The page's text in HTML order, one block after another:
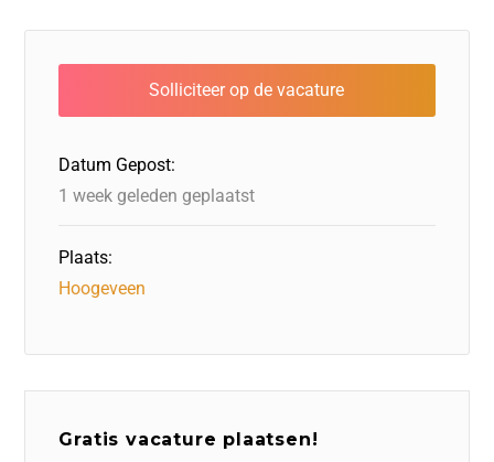
e
b
o
o
k
e
dI
n
o
d
o
n
a
d
s
s
A
p
l
Datum Gepost:
1 week geleden geplaatst
Plaats:
Hoogeveen
Gratis vacature plaatsen!